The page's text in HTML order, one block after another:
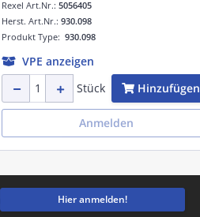
Rexel Art.Nr.: 5056405
Produkt Type: 930.098
Herst. Art.Nr.: 930.098
VPE anzeigen
Stück
Hinzufügen
Anmelden
Hier anmelden!